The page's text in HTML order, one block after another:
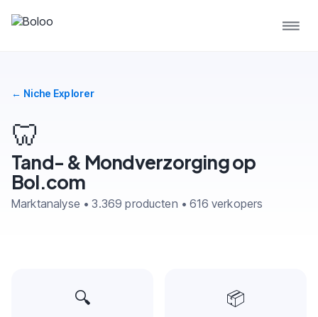
← Niche Explorer
🦷
Tand- & Mondverzorging op
Bol.com
Marktanalyse • 3.369 producten • 616 verkopers
🔍 📦